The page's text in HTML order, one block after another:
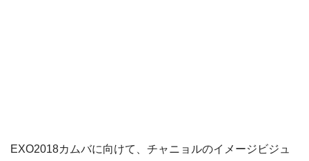
EXO2018カムバに向けて、チャニョルのイメージビジュ